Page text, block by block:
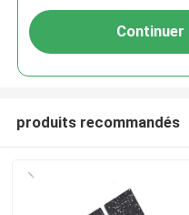
Continuer
produits recommandés